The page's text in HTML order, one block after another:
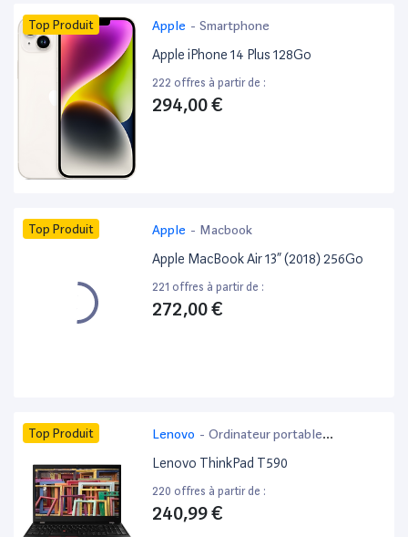
Top Produit Apple - Smartphone
Apple iPhone 14 Plus 128Go
222 offres à partir de :
294,00 €
Top Produit Apple - Macbook
Apple MacBook Air 13” (2018) 256Go
221 offres à partir de :
272,00 €
Top Produit Lenovo - Ordinateur portable
bureautique
Lenovo ThinkPad T590
220 offres à partir de :
240,99 €